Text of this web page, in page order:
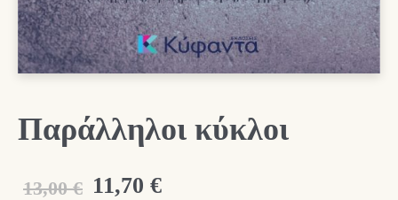
Παράλληλοι κύκλοι
13,00 € Original
11,70 €Η